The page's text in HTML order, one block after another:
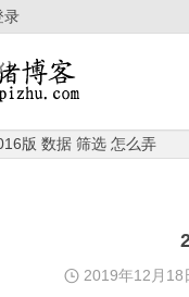
录
版 数据 筛选 怎么弄
2019年12月18